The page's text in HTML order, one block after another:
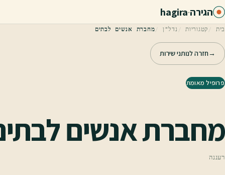
דלג לתוכן הראשי
הגירה·
hagira
בית קטגוריות נדל"ן מחברת אנשים לבתים
→חזרה לנותני שירות
פרופיל מאומת
מחברת אנשים
רעננה